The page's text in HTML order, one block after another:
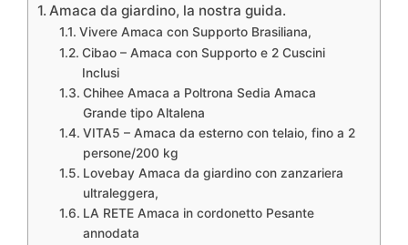
Amaca da giardino, la nostra guida.
Vivere Amaca con Supporto Brasiliana,
Cibao – Amaca con Supporto e 2 Cuscini
Inclusi
Chihee Amaca a Poltrona Sedia Amaca
Grande tipo Altalena
VITA5 – Amaca da esterno con telaio, fino a 2
persone/200 kg
Lovebay Amaca da giardino con zanzariera
ultraleggera,
LA RETE Amaca in cordonetto Pesante
annodata